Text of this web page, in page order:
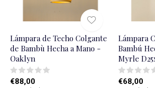
Lámpara de Techo Colgante
de Bambù Hecha a Mano -
Oaklyn
€88,00
Lámpara
Bambú
Myrle
€68,00